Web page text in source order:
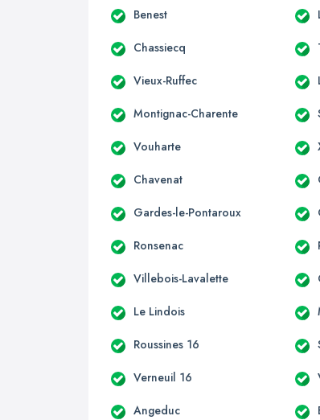
Benest
Chassiecq
Vieux-Ruffec
Montignac-Charente
Vouharte
Chavenat
Gardes-le-Pontaroux
Ronsenac
Villebois-Lavalette
Le Lindois
Roussines 16
Verneuil 16
Angeduc